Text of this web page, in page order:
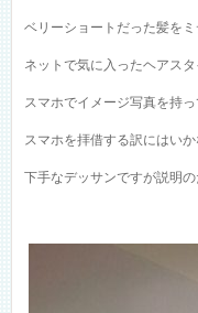
ベリーショートだった髪をミ
ネットで気に入ったヘアス
スマホでイメージ写真を持っ
スマホを拝借する訳にはい
下手なデッサンですが説明